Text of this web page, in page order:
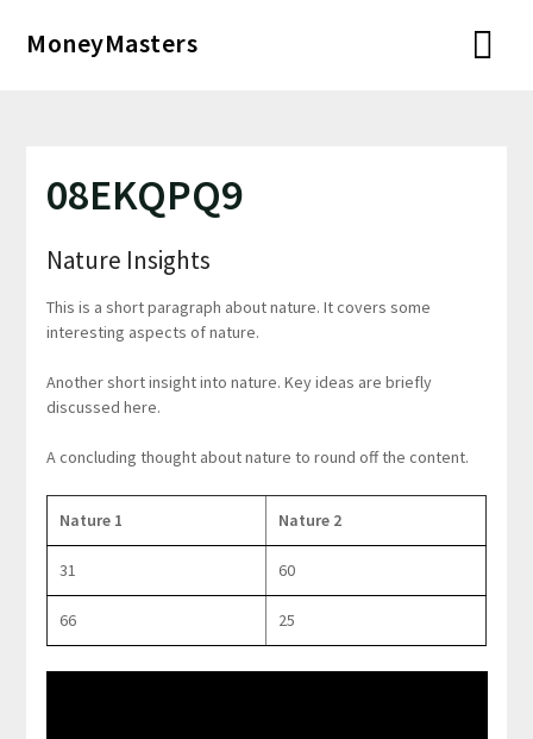
MoneyMasters
08EKQPQ9
Nature Insights
This is a short paragraph about nature. It covers some
interesting aspects of nature.
Another short insight into nature. Key ideas are briefly
discussed here.
A concluding thought about nature to round off the content.
Nature 1 Nature 2
31 60
66 25